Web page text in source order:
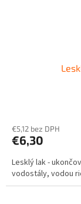
€5,12 bez DPH
€6,30
Lesklý lak -
vodostály, vodou